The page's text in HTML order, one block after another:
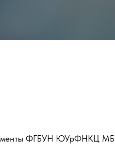
ФГБУН ЮУрФНКЦ